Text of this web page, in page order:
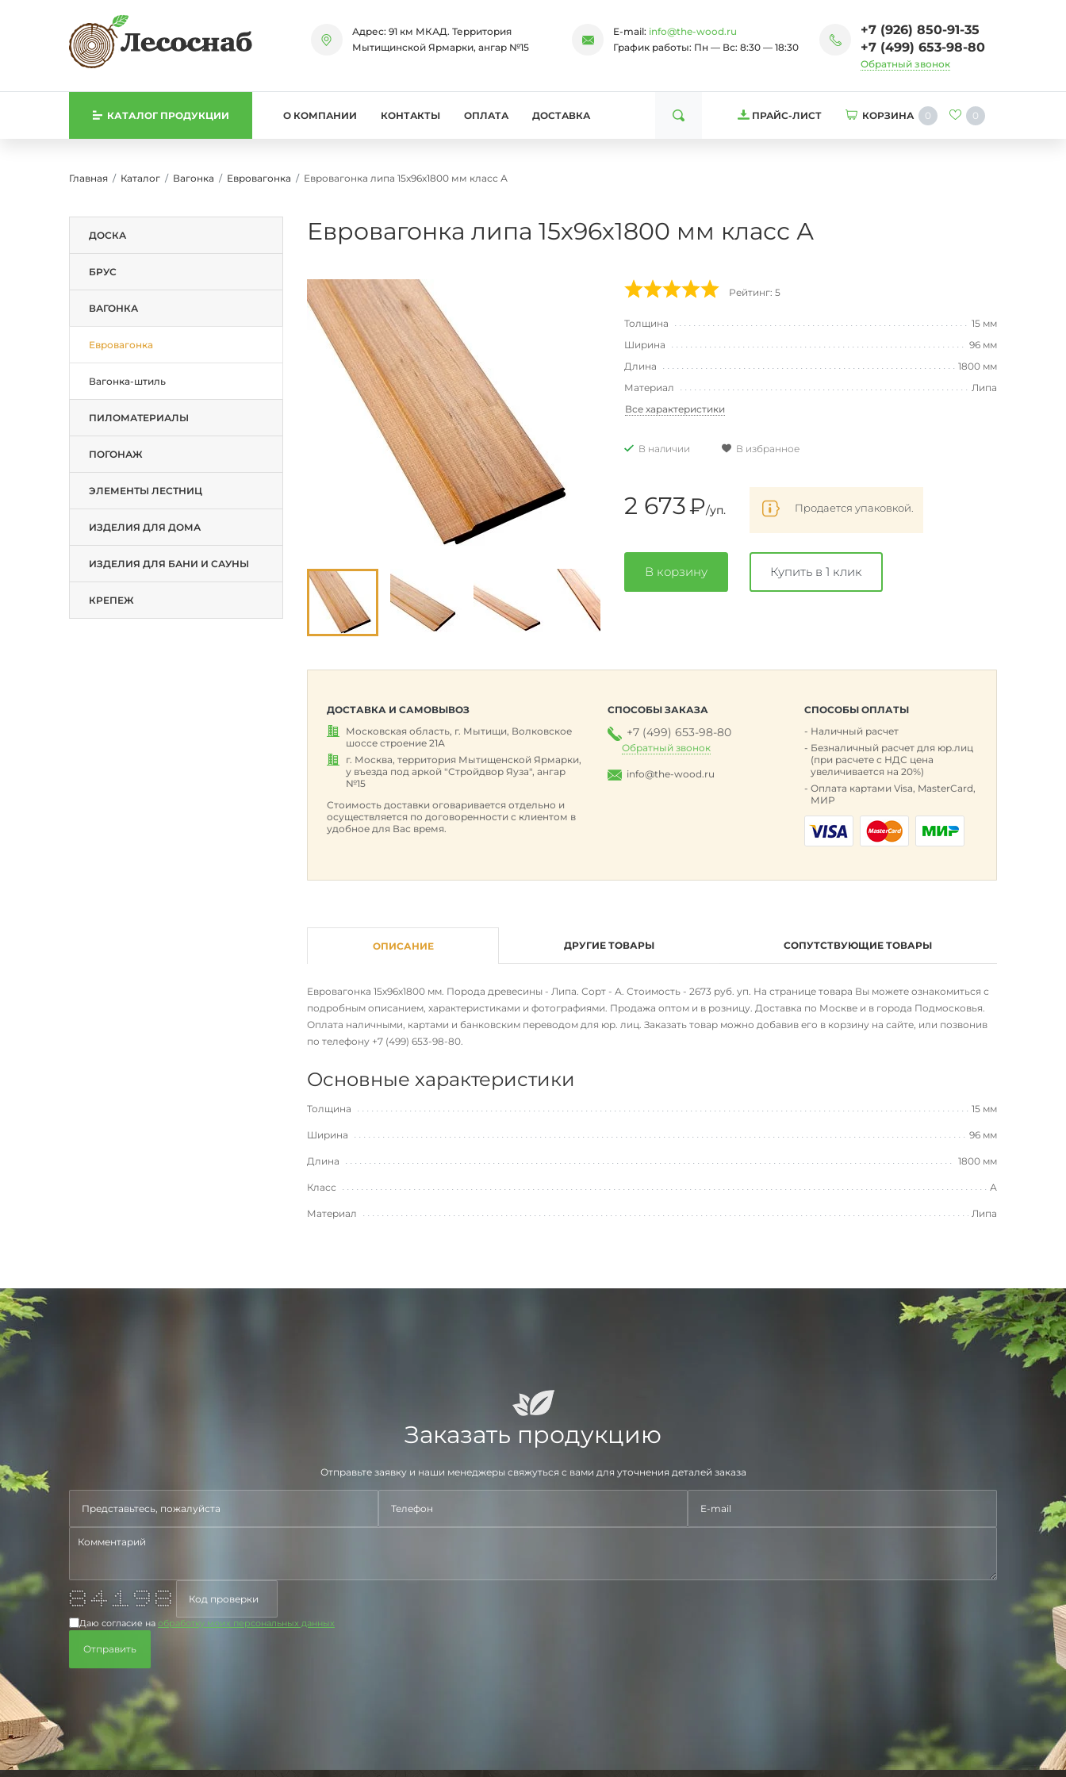
Адрес: 91 км МКАД. Территория
Мытищинской Ярмарки, ангар №15
E-mail: info@the-wood.ru
График работы: Пн — Вс: 8:30 — 18:30
+7 (926) 850-91-35
+7 (499) 653-98-80
Обратный звонок
КАТАЛОГ ПРОДУКЦИИ О КОМПАНИИ КОНТАКТЫ ОПЛАТА ДОСТАВКА ПРАЙС-ЛИСТ КОРЗИНА 0 0
Главная Каталог Вагонка Евровагонка Евровагонка липа 15х96х1800 мм класс А
ДОСКА
БРУС
ВАГОНКА
Евровагонка
Вагонка-штиль
ПИЛОМАТЕРИАЛЫ
ПОГОНАЖ
ЭЛЕМЕНТЫ ЛЕСТНИЦ
ИЗДЕЛИЯ ДЛЯ ДОМА
ИЗДЕЛИЯ ДЛЯ БАНИ И САУНЫ
КРЕПЕЖ
Евровагонка липа 15х96х1800 мм класс А
Рейтинг: 5
Толщина
15 мм
Ширина
96 мм
Длина
1800 мм
Материал
Липа
Все характеристики
В наличии В избранное
2 673₽/уп. Продается упаковкой.
В корзину Купить в 1 клик
ДОСТАВКА И САМОВЫВОЗ
Московская область, г. Мытищи, Волковское
шоссе строение 21А
г. Москва, территория Мытищенской Ярмарки,
у въезда под аркой "Стройдвор Яуза", ангар
№15
Стоимость доставки оговаривается отдельно и
осуществляется по договоренности с клиентом в
удобное для Вас время.
СПОСОБЫ ЗАКАЗА
+7 (499) 653-98-80
Обратный звонок
info@the-wood.ru
СПОСОБЫ ОПЛАТЫ
Наличный расчет
Безналичный расчет для юр.лиц
(при расчете с НДС цена
увеличивается на 20%)
Оплата картами Visa, MasterCard,
МИР
ОПИСАНИЕ
Евровагонка 15х96х1800 мм. Порода древесины - Липа. Сорт - А. Стоимость - 2673 руб. уп. На странице товара Вы можете ознакомиться с
подробным описанием, характеристиками и фотографиями. Продажа оптом и в розницу. Доставка по Москве и в города Подмосковья.
Оплата наличными, картами и банковским переводом для юр. лиц. Заказать товар можно добавив его в корзину на сайте, или позвонив
по телефону +7 (499) 653-98-80.
Основные характеристики
Толщина 15 мм
Ширина 96 мм
Длина 1800 мм
Класс А
Материал Липа
ДРУГИЕ ТОВАРЫ СОПУТСТВУЮЩИЕ ТОВАРЫ
Заказать продукцию
Отправьте заявку и наши менеджеры свяжуться с вами для уточнения деталей заказа
***** * * ***** *****
* * ** ** * * * *
* * * * * * * * * *
***** * * * ****** *****
* * ******* * * * *
* * * * * * *
***** * ******* **** *****
Даю согласие на обработку моих персональных данных